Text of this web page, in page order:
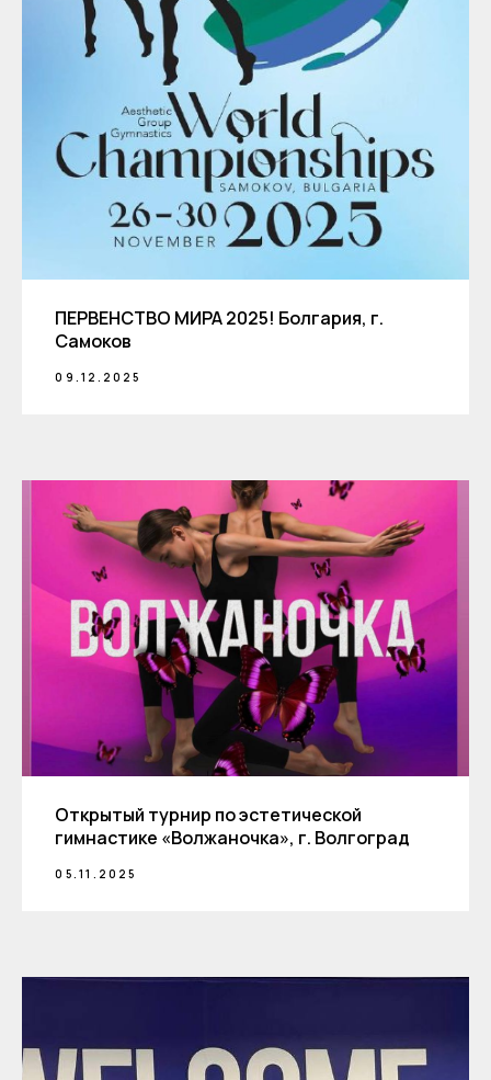
ПЕРВЕНСТВО МИРА 2025! Болгария, г.
Самоков
09.12.2025
Открытый турнир по эстетической
гимнастике «Волжаночка», г. Волгоград
05.11.2025